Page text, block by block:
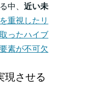
中、 近い未
重視したリ
ったハイブ
素が不可欠
現させる